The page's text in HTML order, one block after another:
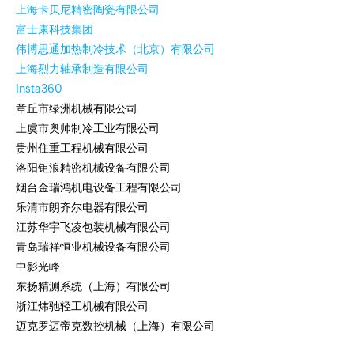
上海卡贝尼精密陶瓷有限公司
富士康科技集团
伟博思通加热制冷技术（北京）有限公司
上海烈力轴承制造有限公司
Insta360
章丘市绿洲机械有限公司
上虞市奥帅制冷工业有限公司
贵州住重工程机械有限公司
洛阳钜浪精密机械设备有限公司
烟台金瑞鸿机电设备工程有限公司
乐清市朗齐尔电器有限公司
江苏华宇飞凌包装机械有限公司
青岛瑞祥恒业机械设备有限公司
中影光峰
东扬精测系统（上海）有限公司
浙江炜驰轻工机械有限公司
迈克罗迈帝克数控机械（上海）有限公司